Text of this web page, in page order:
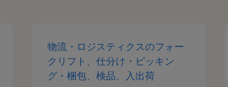
物流・ロジスティクスのフォー
クリフト、仕分け・ピッキン
グ・梱包、検品、入出荷